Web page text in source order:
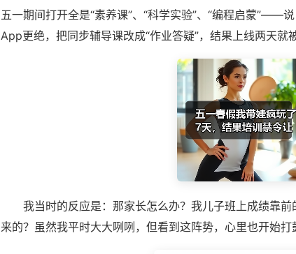
五一期间打开全是“素养课”、“科学实验”、“编程启蒙”——
App更绝，把同步辅导课改成“作业答疑”，结果上线两天就
我当时的反应是：那家长怎么办？我儿子班上成绩靠
来的？虽然我平时大大咧咧，但看到这阵势，心里也开始打